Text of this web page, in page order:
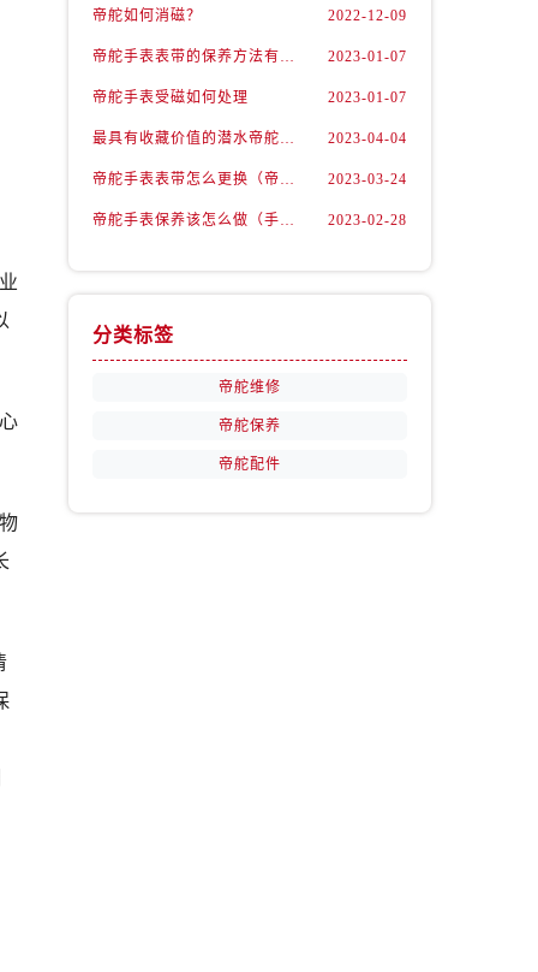
预约）
帝舵如何消磁？ 2022-12-09
帝舵手表表带的保养方法有哪些？ 2023-01-07
帝舵手表受磁如何处理 2023-01-07
最具有收藏价值的潜水帝舵腕表 2023-04-04
帝舵手表表带怎么更换（帝舵手表表带如何更换) 2023-03-24
帝舵手表保养该怎么做（手表如何保养） 2023-02-28
分类标签
帝舵维修
帝舵保养
帝舵配件